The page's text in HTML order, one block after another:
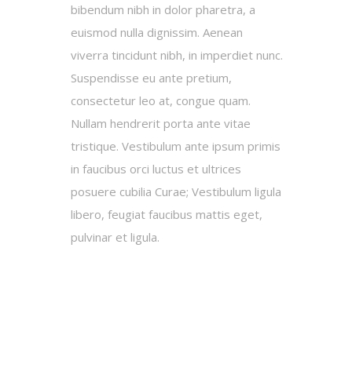
bibendum nibh in dolor pharetra, a
euismod nulla dignissim. Aenean
viverra tincidunt nibh, in imperdiet nunc.
Suspendisse eu ante pretium,
consectetur leo at, congue quam.
Nullam hendrerit porta ante vitae
tristique. Vestibulum ante ipsum primis
in faucibus orci luctus et ultrices
posuere cubilia Curae; Vestibulum ligula
libero, feugiat faucibus mattis eget,
pulvinar et ligula.